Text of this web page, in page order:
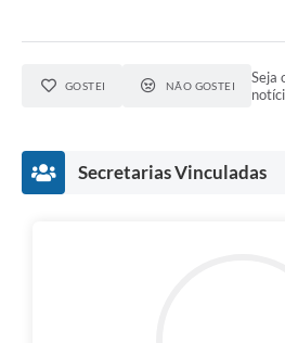
GOSTEI NÃO GOSTEI
Seja
Secretarias Vinculadas